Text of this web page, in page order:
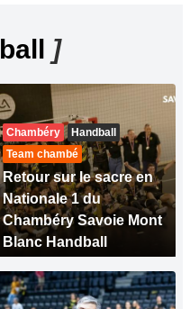
]
Chambéry
Handball
Team chambé
Retour sur le sacre en
Nationale 1 du
Chambéry Savoie Mont
Blanc Handball